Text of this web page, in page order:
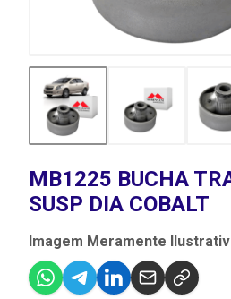
MB1225 BUCHA
SUSP DIA COBALT
Imagem Meramente